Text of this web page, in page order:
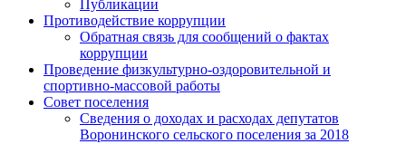
Публикации
Противодействие коррупции
Обратная связь для сообщений о фактах
коррупции
Проведение физкультурно-оздоровительной и
спортивно-массовой работы
Совет поселения
Сведения о доходах и расходах депутатов
Воронинского сельского поселения за 2018